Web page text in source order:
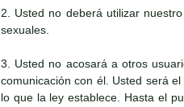
2. Usted no deberá utilizar
sexuales.
3. Usted no acosará a otros
comunicación con él. Usted será
lo que la ley establece. Hasta el